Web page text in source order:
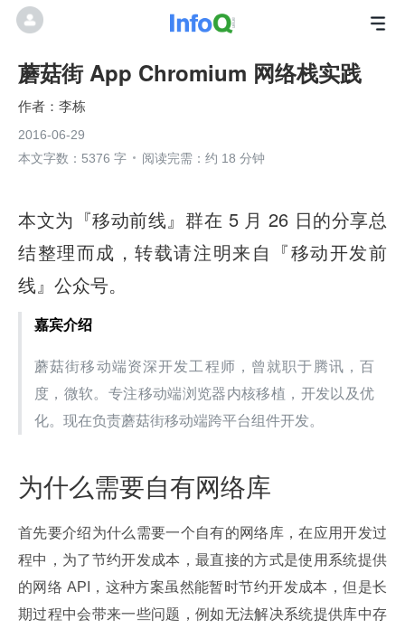
蘑菇街 App Chromium 网络栈实践
李栋
2016-06-29
本文字数：5376 字
阅读完需：约 18 分钟
本文为『移动前线』群在 5 月 26 日的分享总
结整理而成，转载请注明来自『移动开发前
线』公众号。
嘉宾介绍
蘑菇街移动端资深开发工程师，曾就职于腾讯，百
度，微软。专注移动端浏览器内核移植，开发以及优
化。现在负责蘑菇街移动端跨平台组件开发。
为什么需要自有网络库
首先要介绍为什么需要一个自有的网络库，在应用开发过
程中，为了节约开发成本，最直接的方式是使用系统提供
的网络 API，这种方案虽然能暂时节约开发成本，但是长
期过程中会带来一些问题，例如无法解决系统提供库中存